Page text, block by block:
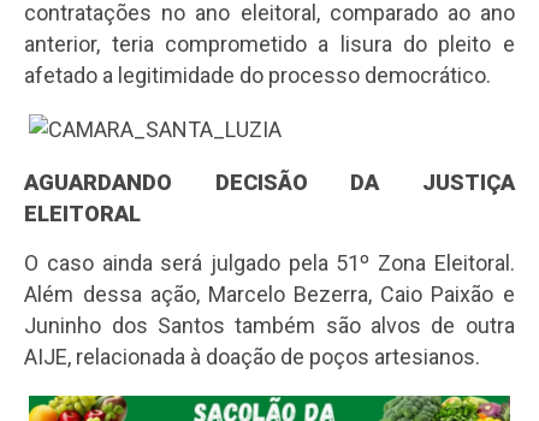
contratações no ano eleitoral, comparado ao ano
anterior, teria comprometido a lisura do pleito e
afetado a legitimidade do processo democrático.
AGUARDANDO DECISÃO DA JUSTIÇA
ELEITORAL
O caso ainda será julgado pela 51º Zona Eleitoral.
Além dessa ação, Marcelo Bezerra, Caio Paixão e
Juninho dos Santos também são alvos de outra
AIJE, relacionada à doação de poços artesianos.